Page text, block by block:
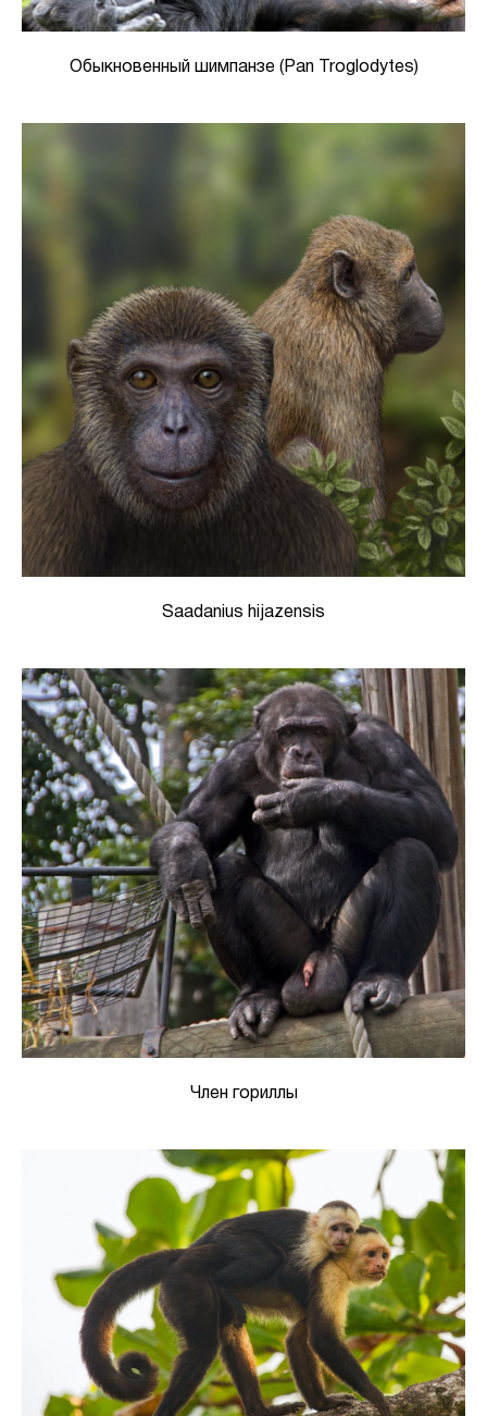
Обыкновенный шимпанзе (Pan Troglodytes)
Saadanius hijazensis
Член гориллы